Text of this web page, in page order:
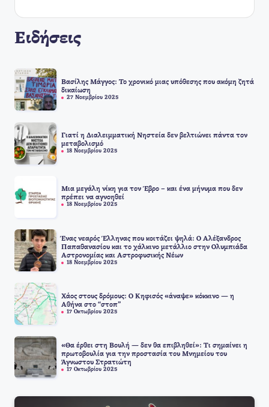
Ειδήσεις
Βασίλης Μάγγος: Το χρονικό μιας υπόθεσης που ακόμη ζητά
δικαίωση
27 Νοεμβρίου 2025
Γιατί η Διαλειμματική Νηστεία δεν βελτιώνει πάντα τον
μεταβολισμό
18 Νοεμβρίου 2025
Μια μεγάλη νίκη για τον Έβρο – και ένα μήνυμα που δεν
πρέπει να αγνοηθεί
18 Νοεμβρίου 2025
Ένας νεαρός Έλληνας που κοιτάζει ψηλά: Ο Αλέξανδρος
Παπαθανασίου και το χάλκινο μετάλλιο στην Ολυμπιάδα
Αστρονομίας και Αστροφυσικής Νέων
18 Νοεμβρίου 2025
Χάος στους δρόμους: Ο Κηφισός «άναψε» κόκκινο — η
Αθήνα στο “στοπ”
17 Οκτωβρίου 2025
«Θα έρθει στη Βουλή — δεν θα επιβληθεί»: Τι σημαίνει η
πρωτοβουλία για την προστασία του Μνημείου του
Άγνωστου Στρατιώτη
17 Οκτωβρίου 2025